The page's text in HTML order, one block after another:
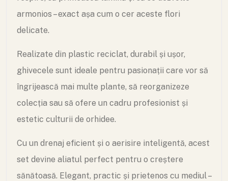
armonios – exact așa cum o cer aceste flori
delicate.
Realizate din plastic reciclat, durabil și ușor,
ghivecele sunt ideale pentru pasionații care vor să
îngrijească mai multe plante, să reorganizeze
colecția sau să ofere un cadru profesionist și
estetic culturii de orhidee.
Cu un drenaj eficient și o aerisire inteligentă, acest
set devine aliatul perfect pentru o creștere
sănătoasă. Elegant, practic și prietenos cu mediul –